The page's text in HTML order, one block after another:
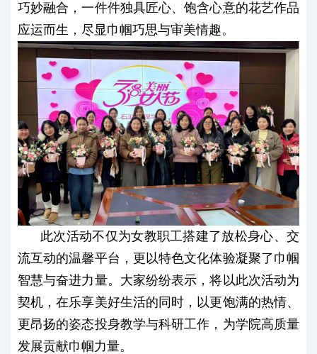
巧妙融合，一件件独具匠心、饱含心意的花艺作品
应运而生，尽显巾帼巧思与审美情趣。
此次活动不仅为女教职工搭建了放松身心、交
流互动的温馨平台，更以特色文化体验凝聚了巾帼
智慧与奋进力量。大家纷纷表示，将以此次活动为
契机，在乐享美好生活的同时，以更饱满的热情、
更昂扬的姿态投身教学与科研工作，为学院高质量
发展贡献巾帼力量。